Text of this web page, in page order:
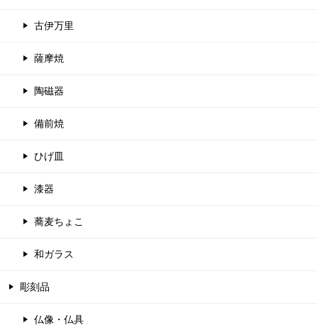
古伊万里
薩摩焼
陶磁器
備前焼
ひげ皿
漆器
蕎麦ちょこ
和ガラス
彫刻品
仏像・仏具